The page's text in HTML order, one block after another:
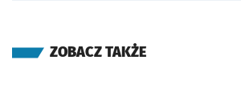
ZOBACZ TAKŻE